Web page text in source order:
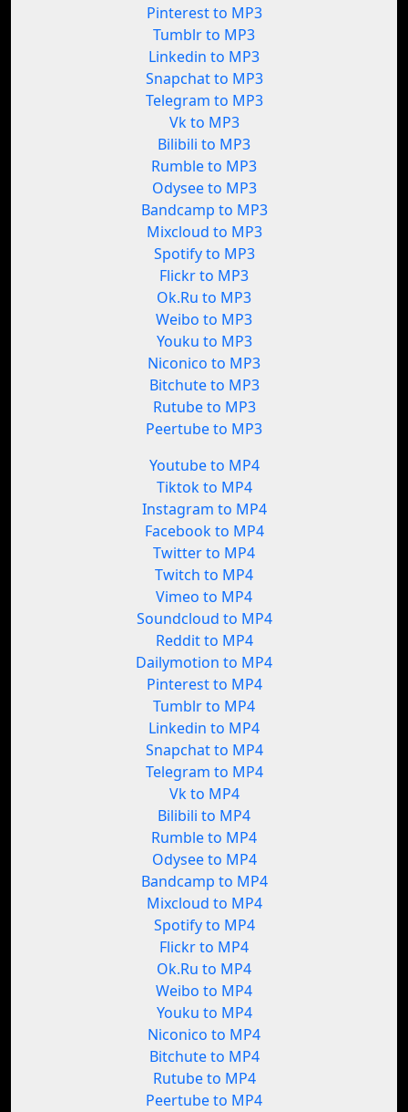
Pinterest to MP3
Tumblr to MP3
Linkedin to MP3
Snapchat to MP3
Telegram to MP3
Vk to MP3
Bilibili to MP3
Rumble to MP3
Odysee to MP3
Bandcamp to MP3
Mixcloud to MP3
Spotify to MP3
Flickr to MP3
Ok.Ru to MP3
Weibo to MP3
Youku to MP3
Niconico to MP3
Bitchute to MP3
Rutube to MP3
Peertube to MP3
Youtube to MP4
Tiktok to MP4
Instagram to MP4
Facebook to MP4
Twitter to MP4
Twitch to MP4
Vimeo to MP4
Soundcloud to MP4
Reddit to MP4
Dailymotion to MP4
Pinterest to MP4
Tumblr to MP4
Linkedin to MP4
Snapchat to MP4
Telegram to MP4
Vk to MP4
Bilibili to MP4
Rumble to MP4
Odysee to MP4
Bandcamp to MP4
Mixcloud to MP4
Spotify to MP4
Flickr to MP4
Ok.Ru to MP4
Weibo to MP4
Youku to MP4
Niconico to MP4
Bitchute to MP4
Rutube to MP4
Peertube to MP4